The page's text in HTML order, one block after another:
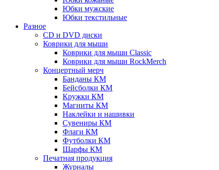
Юбки мужские
Юбки текстильные
Разное
CD и DVD диски
Коврики для мыши
Коврики для мыши Classic
Коврики для мыши RockMerch
Концертный мерч
Банданы КМ
Бейсболки КМ
Кружки КМ
Магниты КМ
Наклейки и нашивки
Сувениры КМ
Флаги КМ
Футболки КМ
Шарфы КМ
Печатная продукция
Журналы